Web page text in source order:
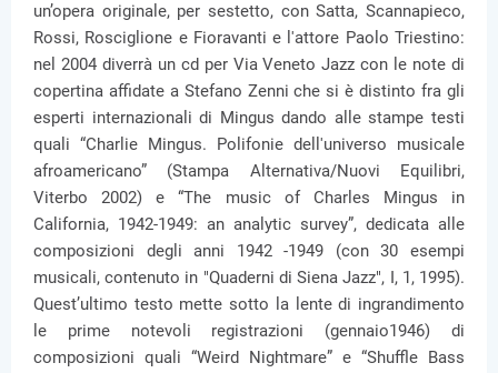
un’opera originale, per sestetto, con Satta, Scannapieco,
Rossi, Rosciglione e Fioravanti e l'attore Paolo Triestino:
nel 2004 diverrà un cd per Via Veneto Jazz con le note di
copertina affidate a Stefano Zenni che si è distinto fra gli
esperti internazionali di Mingus dando alle stampe testi
quali “Charlie Mingus. Polifonie dell'universo musicale
afroamericano” (Stampa Alternativa/Nuovi Equilibri,
Viterbo 2002) e “The music of Charles Mingus in
California, 1942-1949: an analytic survey”, dedicata alle
composizioni degli anni 1942 -1949 (con 30 esempi
musicali, contenuto in "Quaderni di Siena Jazz", I, 1, 1995).
Quest’ultimo testo mette sotto la lente di ingrandimento
le prime notevoli registrazioni (gennaio1946) di
composizioni quali “Weird Nightmare” e “Shuffle Bass